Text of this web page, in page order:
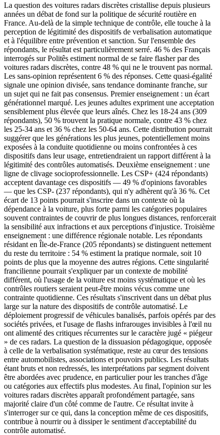
La question des voitures radars discrètes cristallise depuis plusieurs
années un débat de fond sur la politique de sécurité routière en
France. Au-delà de la simple technique de contrôle, elle touche à la
perception de légitimité des dispositifs de verbalisation automatique
et à l'équilibre entre prévention et sanction. Sur l'ensemble des
répondants, le résultat est particulièrement serré. 46 % des Français
interrogés sur Politês estiment normal de se faire flasher par des
voitures radars discrètes, contre 48 % qui ne le trouvent pas normal.
Les sans-opinion représentent 6 % des réponses. Cette quasi-égalité
signale une opinion divisée, sans tendance dominante franche, sur
un sujet qui ne fait pas consensus. Premier enseignement : un écart
générationnel marqué. Les jeunes adultes expriment une acceptation
sensiblement plus élevée que leurs aînés. Chez les 18-24 ans (309
répondants), 50 % trouvent la pratique normale, contre 43 % chez
les 25-34 ans et 36 % chez les 50-64 ans. Cette distribution pourrait
suggérer que les générations les plus jeunes, potentiellement moins
exposées à la conduite quotidienne ou moins confrontées à ces
dispositifs dans leur usage, entretiendraient un rapport différent à la
légitimité des contrôles automatisés. Deuxième enseignement : une
ligne de clivage socioprofessionnelle. Les CSP+ (424 répondants)
acceptent davantage ces dispositifs — 49 % d'opinions favorables
— que les CSP- (237 répondants), qui n'y adhèrent qu'à 36 %. Cet
écart de 13 points pourrait s'inscrire dans un contexte où la
dépendance à la voiture, plus forte parmi les catégories populaires
souvent contraintes de couvrir de plus longues distances, renforcerait
la sensibilité aux infractions et aux perceptions d'injustice. Troisième
enseignement : une différence régionale notable. Les répondants
résidant en Île-de-France (205 répondants) se distinguent nettement
du reste du territoire : 54 % estiment la pratique normale, soit 10
points de plus que la moyenne des autres régions. Cette singularité
francilienne pourrait s'expliquer par un contexte de mobilité
différent, où l'usage de la voiture est moins systématique et où les
contrôles routiers seraient peut-être moins vécus comme une
contrainte quotidienne. Ces résultats s'inscrivent dans un débat plus
large sur la nature des dispositifs de contrôle automatisé. Le
déploiement progressif de véhicules banalisés, parfois opérés par des
sociétés privées, et l'usage de flashs infrarouges invisibles à l'œil nu
ont alimenté des critiques récurrentes sur le caractère jugé « piégeur
» de ces radars. La question de la dissuasion pédagogique, opposée
à celle de la verbalisation systématique, reste au cœur des tensions
entre automobilistes, associations et pouvoirs publics. Les résultats
étant bruts et non redressés, les interprétations par segment doivent
être abordées avec prudence, en particulier pour les tranches d'âge
ou catégories aux effectifs plus modestes. Au final, l'opinion sur les
voitures radars discrètes apparaît profondément partagée, sans
majorité claire d'un côté comme de l'autre. Ce résultat invite à
s'interroger sur ce qui, dans la conception même de ces dispositifs,
contribue à nourrir ou à dissiper le sentiment d'acceptabilité du
contrôle automatisé.